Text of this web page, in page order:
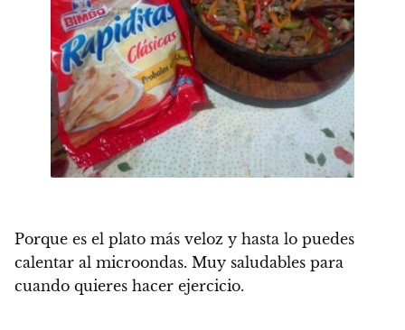
Porque es el plato más veloz y hasta lo puedes
calentar al microondas. Muy saludables para
cuando quieres hacer ejercicio.